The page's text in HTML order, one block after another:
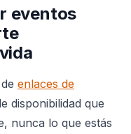
eventos
enlaces de
disponibilidad que
nunca lo que estás